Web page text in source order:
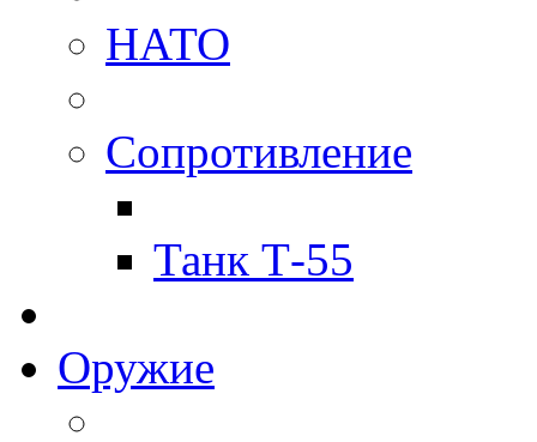
НАТО
Сопротивление
Танк Т-55
Оружие